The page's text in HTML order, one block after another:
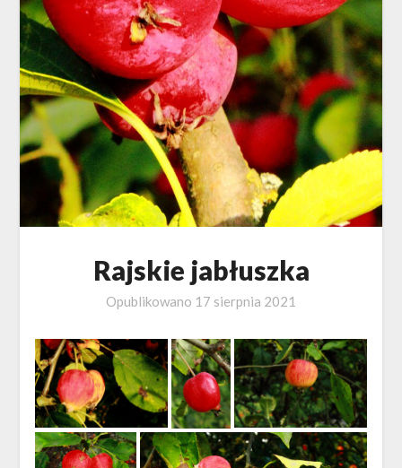
Rajskie jabłuszka
Opublikowano 17 sierpnia 2021